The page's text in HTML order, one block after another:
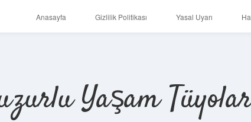
Anasayfa Gizlilik Politikası Yasal Uyarı
Yaşam